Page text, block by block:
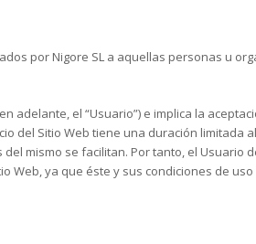
por Nigore SL a aquellas personas u
adelante, el “Usuario”) e implica la
del Sitio Web tiene una duración limitada
mismo se facilitan. Por tanto, el Usuario
Web, ya que éste y sus condiciones de